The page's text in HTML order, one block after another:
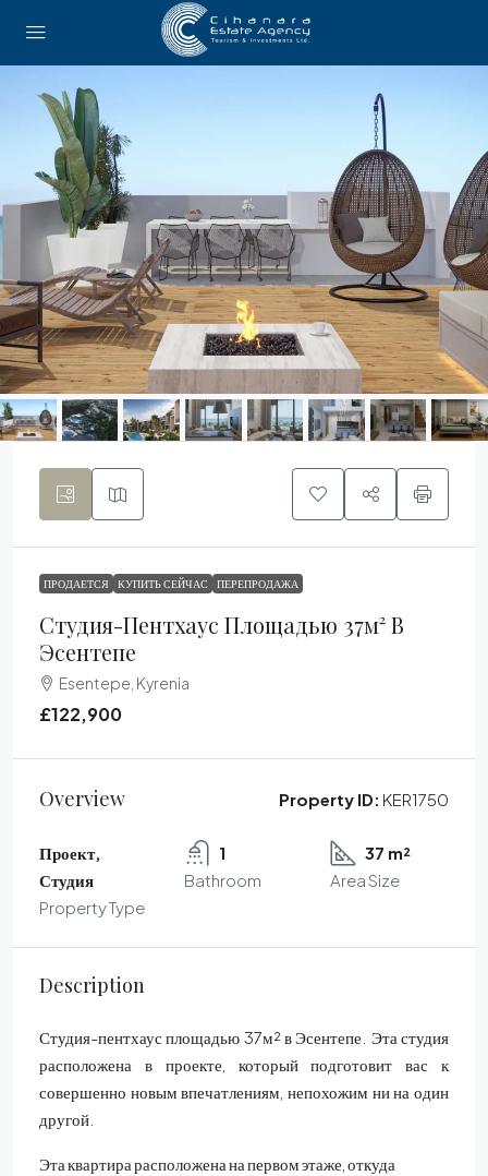
ПРОДАЕТСЯ КУПИТЬ СЕЙЧАС ПЕРЕПРОДАЖА
Студия-Пентхаус Площадью 37м² В
Эсентепе
Esentepe, Kyrenia
£122,900
Overview Property ID: KER1750
Проект,
Студия
Property Type
1
Bathroom
37 m²
Area Size
Description
Студия-пентхаус площадью 37м² в Эсентепе. Эта студия
расположена в проекте, который подготовит вас к
совершенно новым впечатлениям, непохожим ни на один
другой.
Эта квартира расположена на первом этаже, откуда